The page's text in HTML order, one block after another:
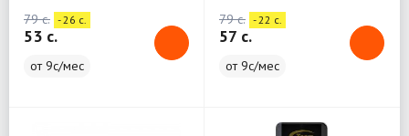
79 c. - 26 c.
53 c.
от 9с/мес
79 c. - 22 c.
57 c.
от 9с/мес